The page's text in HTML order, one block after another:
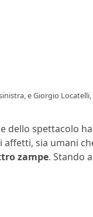
e Giorgio
dello spettacolo
affetti, sia umani
zampe. Stando